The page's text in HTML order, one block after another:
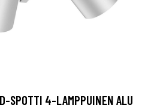
SPOTTI 4-LAMPPUINEN ALU